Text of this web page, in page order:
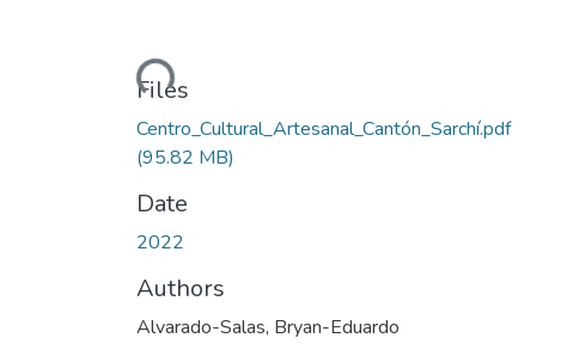
Loading...
Files
Centro_Cultural_Artesanal_Cantón_Sarchí.pdf
(95.82 MB)
Date
2022
Authors
Alvarado-Salas, Bryan-Eduardo